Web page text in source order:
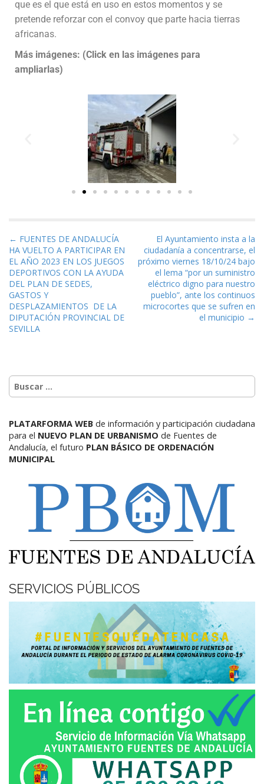
que es el que está en uso en estos momentos y se
pretende reforzar con el convoy que parte hacia tierras
africanas.
Más imágenes: (Click en las imágenes para
ampliarlas)
Navegación de entradas
← FUENTES DE ANDALUCÍA
HA VUELTO A PARTICIPAR EN
EL AÑO 2023 EN LOS JUEGOS
DEPORTIVOS CON LA AYUDA
DEL PLAN DE SEDES,
GASTOS Y
DESPLAZAMIENTOS DE LA
DIPUTACIÓN PROVINCIAL DE
SEVILLA
El Ayuntamiento insta a la
ciudadanía a concentrarse, el
próximo viernes 18/10/24 bajo
el lema “por un suministro
eléctrico digno para nuestro
pueblo”, ante los continuos
microcortes que se sufren en
el municipio →
PLATARFORMA WEB de información y participación ciudadana
para el NUEVO PLAN DE URBANISMO de Fuentes de
Andalucía, el futuro PLAN BÁSICO DE ORDENACIÓN
MUNICIPAL
SERVICIOS PÚBLICOS